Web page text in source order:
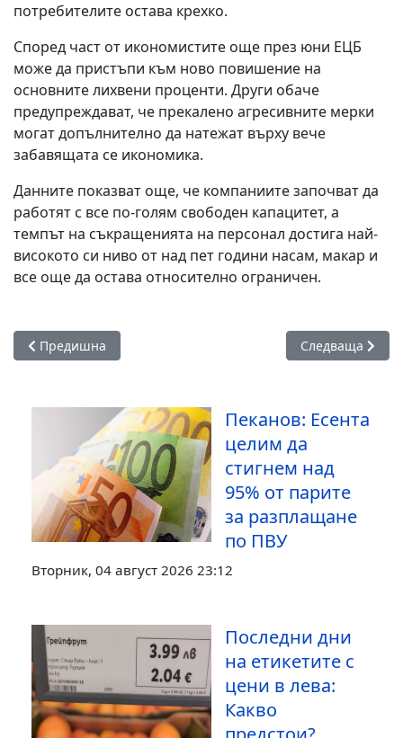
потребителите остава крехко.
Според част от икономистите още през юни ЕЦБ
може да пристъпи към ново повишение на
основните лихвени проценти. Други обаче
предупреждават, че прекалено агресивните мерки
могат допълнително да натежат върху вече
забавящата се икономика.
Данните показват още, че компаниите започват да
работят с все по-голям свободен капацитет, а
темпът на съкращенията на персонал достига най-
високото си ниво от над пет години насам, макар и
все още да остава относително ограничен.
Предишна статия: Евгени Симеонов: Доставките на
Предишна Следваща
Следваща
Пеканов: Есента
целим да
стигнем над
95% от парите
за разплащане
по ПВУ
Вторник, 04 август 2026 23:12
Последни дни
на етикетите с
цени в лева:
Какво